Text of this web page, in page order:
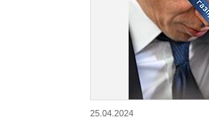
25.04.2024